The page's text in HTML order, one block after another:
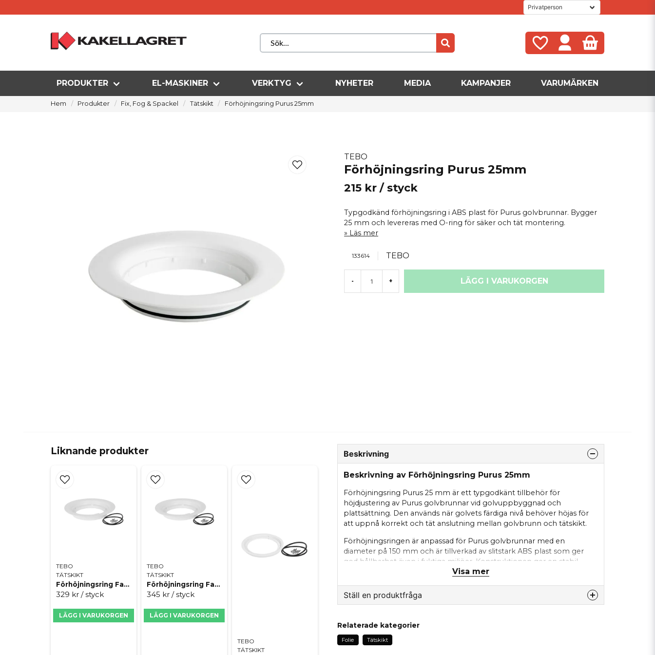
PRODUKTER EL-MASKINER VERKTYG NYHETER MEDIA KAMPANJER VARUMÄRKEN
Hem Produkter Fix, Fog & Spackel Tätskikt Förhöjningsring Purus 25mm
TEBO
Förhöjningsring Purus 25mm
215 kr / styck
Typgodkänd förhöjningsring i ABS plast för Purus golvbrunnar. Bygger
25 mm och levereras med O-ring för säker och tät montering.
Läs mer
133614 TEBO
- + LÄGG I VARUKORGEN
Liknande produkter
TEBO
TÄTSKIKT
Förhöjningsring Faluplast 15 mm
329 kr / styck
LÄGG I VARUKORGEN
TEBO
TÄTSKIKT
Förhöjningsring Faluplast 25 mm
345 kr / styck
LÄGG I VARUKORGEN
TEBO
TÄTSKIKT
Beskrivning
Beskrivning av Förhöjningsring Purus 25mm
Förhöjningsring Purus 25 mm är ett typgodkänt tillbehör för
höjdjustering av Purus golvbrunnar vid golvuppbyggnad och
plattsättning. Den används när golvets färdiga nivå behöver höjas för
att uppnå korrekt och tät anslutning mellan golvbrunn och tätskikt.
Förhöjningsringen är anpassad för Purus golvbrunnar med en
diameter på 150 mm och är tillverkad av slitstark ABS plast som ger
god hållbarhet även i fuktiga miljöer. Konstruktionen ger en stabil
montering direkt i golvbrunnen utan behov av extra komponenter.
anslutning och minimerar risken för läckage. Förhöjningsring Purus 25
slutresultat.
Egenskaper
Visa mer
Ställ en produktfråga
Fråga oss något om denna produkten...
Relaterade kategorier
Folie Tätskikt